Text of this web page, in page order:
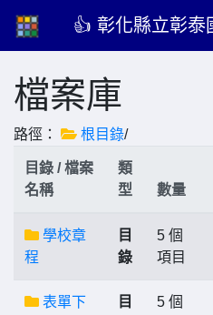
👍 彰化縣立彰泰
檔案庫
路徑： 根目錄/
目錄 / 檔案
名稱
類
型
數量
學校章
程
目
錄
5 個
項目
表單下
目
5 個